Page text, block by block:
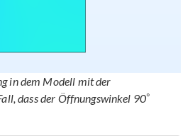
in dem Modell mit der
dass der Öffnungswinkel 90°